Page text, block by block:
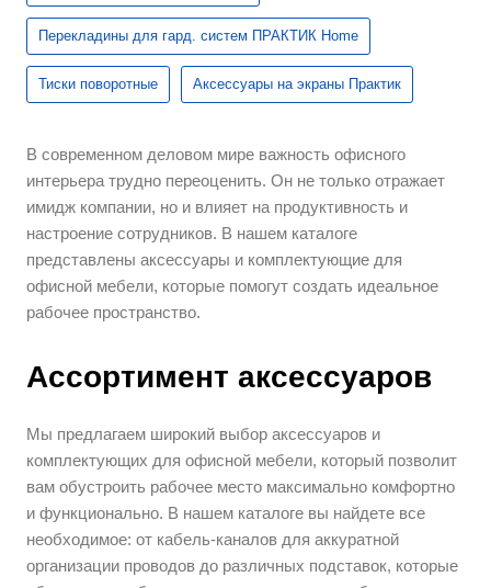
Перекладины для гард. систем ПРАКТИК Home
Тиски поворотные Аксессуары на экраны Практик
В современном деловом мире важность офисного
интерьера трудно переоценить. Он не только отражает
имидж компании, но и влияет на продуктивность и
настроение сотрудников. В нашем каталоге
представлены аксессуары и комплектующие для
офисной мебели, которые помогут создать идеальное
рабочее пространство.
Ассортимент аксессуаров
Мы предлагаем широкий выбор аксессуаров и
комплектующих для офисной мебели, который позволит
вам обустроить рабочее место максимально комфортно
и функционально. В нашем каталоге вы найдете все
необходимое: от кабель-каналов для аккуратной
организации проводов до различных подставок, которые